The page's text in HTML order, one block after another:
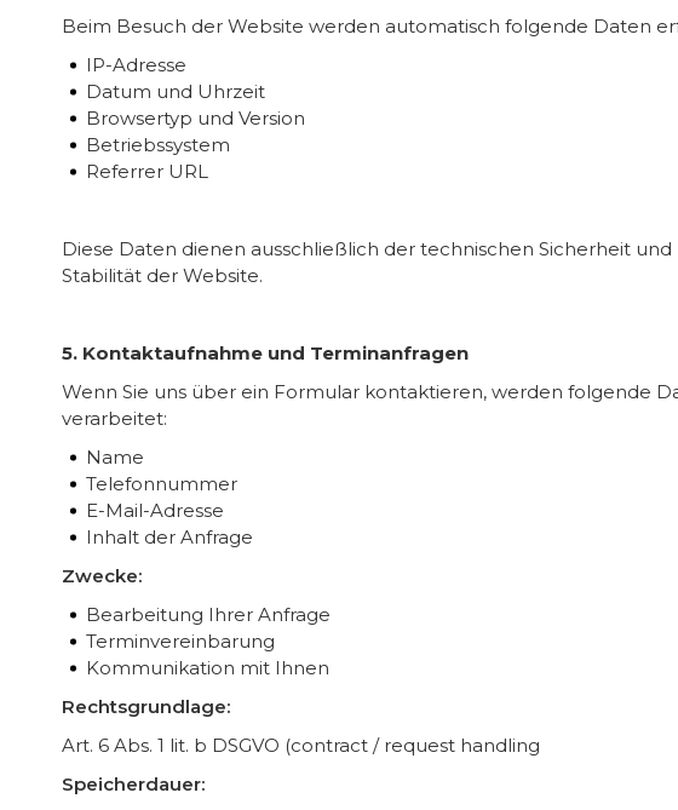
Beim Besuch der Website werden automatisch folgende Daten
IP-Adresse
Datum und Uhrzeit
Browsertyp und Version
Betriebssystem
Referrer URL
Diese Daten dienen ausschließlich der technischen Sicherheit und
Stabilität der Website.
5. Kontaktaufnahme und Terminanfragen
Wenn Sie uns über ein Formular kontaktieren, werden folgende
verarbeitet:
Name
Telefonnummer
E-Mail-Adresse
Inhalt der Anfrage
Zwecke:
Bearbeitung Ihrer Anfrage
Terminvereinbarung
Kommunikation mit Ihnen
Rechtsgrundlage:
Art. 6 Abs. 1 lit. b DSGVO (contract / request handling
Speicherdauer: